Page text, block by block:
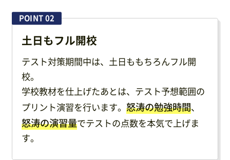
POINT 02
土日もフル開校
テスト対策期間中は、土日ももちろんフル開
校。
学校教材を仕上げたあとは、テスト予想範囲の
プリント演習を行います。怒涛の勉強時間、
怒涛の演習量でテストの点数を本気で上げま
す。